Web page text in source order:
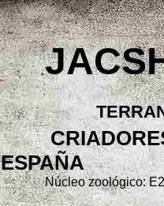
ESPAÑA
Núcleo zoológico: